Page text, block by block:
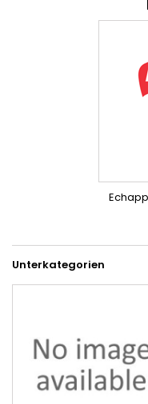
Unterkategorien